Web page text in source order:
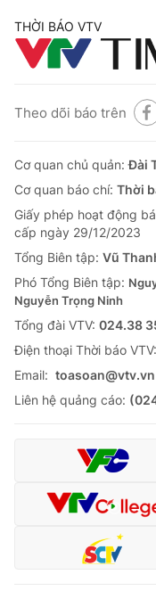
THỜI BÁO VTV
Theo dõi báo trên
Cơ quan chủ quản:Đài
Cơ quan báo chí: Thời
Giấy phép hoạt động
cấp ngày 29/12/2023
Tổng Biên tập: Vũ
Phó Tổng Biên tập:
Nguyễn Trọng Ninh
Tổng đài VTV: 024.38
Ðiện thoại Thời báo VTV:
Email: toasoan@vtv.vn
Liên hệ quảng cáo: